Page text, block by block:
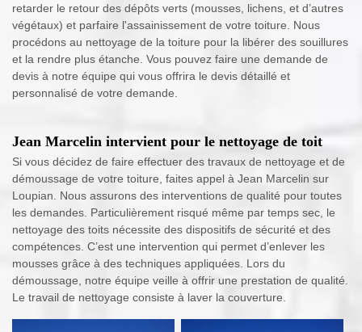
retarder le retour des dépôts verts (mousses, lichens, et d’autres
végétaux) et parfaire l'assainissement de votre toiture. Nous
procédons au nettoyage de la toiture pour la libérer des souillures
et la rendre plus étanche. Vous pouvez faire une demande de
devis à notre équipe qui vous offrira le devis détaillé et
personnalisé de votre demande.
Jean Marcelin intervient pour le nettoyage de toit
Si vous décidez de faire effectuer des travaux de nettoyage et de
démoussage de votre toiture, faites appel à Jean Marcelin sur
Loupian. Nous assurons des interventions de qualité pour toutes
les demandes. Particulièrement risqué même par temps sec, le
nettoyage des toits nécessite des dispositifs de sécurité et des
compétences. C’est une intervention qui permet d’enlever les
mousses grâce à des techniques appliquées. Lors du
démoussage, notre équipe veille à offrir une prestation de qualité.
Le travail de nettoyage consiste à laver la couverture.